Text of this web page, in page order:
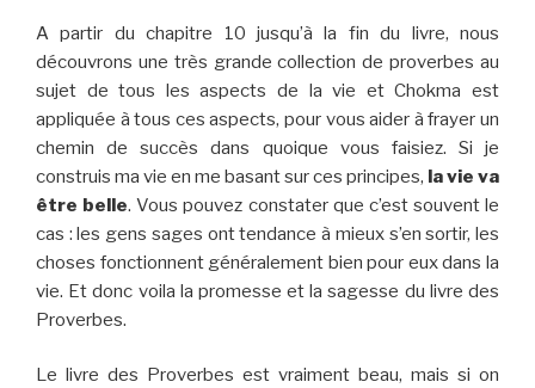
A partir du chapitre 10 jusqu’à la fin du livre, nous
découvrons une très grande collection de proverbes au
sujet de tous les aspects de la vie et Chokma est
appliquée à tous ces aspects, pour vous aider à frayer un
chemin de succès dans quoique vous faisiez. Si je
construis ma vie en me basant sur ces principes, la vie va
être belle. Vous pouvez constater que c’est souvent le
cas : les gens sages ont tendance à mieux s’en sortir, les
choses fonctionnent généralement bien pour eux dans la
vie. Et donc voila la promesse et la sagesse du livre des
Proverbes.
Le livre des Proverbes est vraiment beau, mais si on